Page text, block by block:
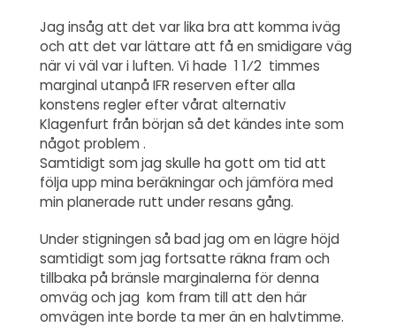
Jag insåg att det var lika bra att komma iväg
och att det var lättare att få en smidigare väg
när vi väl var i luften. Vi hade 1 1⁄2 timmes
marginal utanpå IFR reserven efter alla
konstens regler efter vårat alternativ
Klagenfurt från början så det kändes inte som
något problem .
Samtidigt som jag skulle ha gott om tid att
följa upp mina beräkningar och jämföra med
min planerade rutt under resans gång.
Under stigningen så bad jag om en lägre höjd
samtidigt som jag fortsatte räkna fram och
tillbaka på bränsle marginalerna för denna
omväg och jag kom fram till att den här
omvägen inte borde ta mer än en halvtimme.